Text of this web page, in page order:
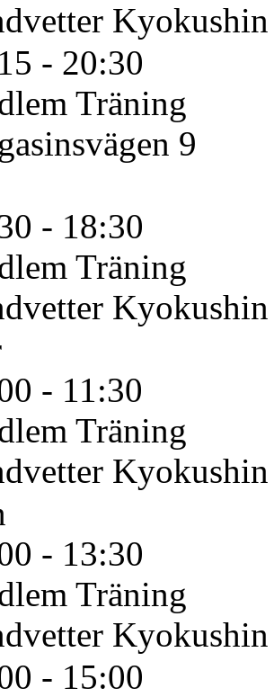
- 20:30
Träning
9
- 18:30
Träning
- 11:30
Träning
- 13:30
Träning
- 15:00